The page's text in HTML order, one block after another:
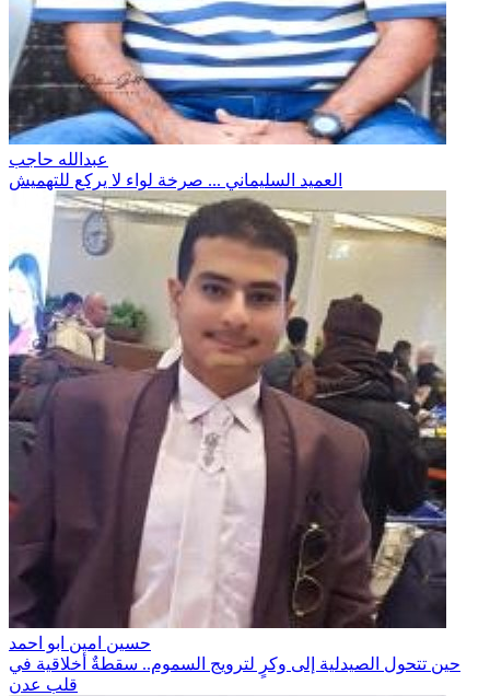
عبدالله حاجب
العميد السليماني ... صرخة لواء لا يركع للتهميش
حسين امين ابو احمد
حين تتحول الصيدلية إلى وكرٍ لترويج السموم.. سقطةٌ أخلاقية في
قلب عدن